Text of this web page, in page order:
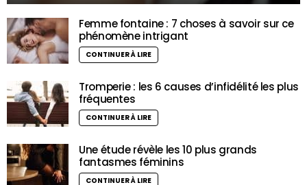
Femme fontaine : 7 choses à savoir sur ce
phénomène intrigant
CONTINUER À LIRE
Tromperie : les 6 causes d’infidélité les plus
fréquentes
CONTINUER À LIRE
Une étude révèle les 10 plus grands
fantasmes féminins
CONTINUER À LIRE